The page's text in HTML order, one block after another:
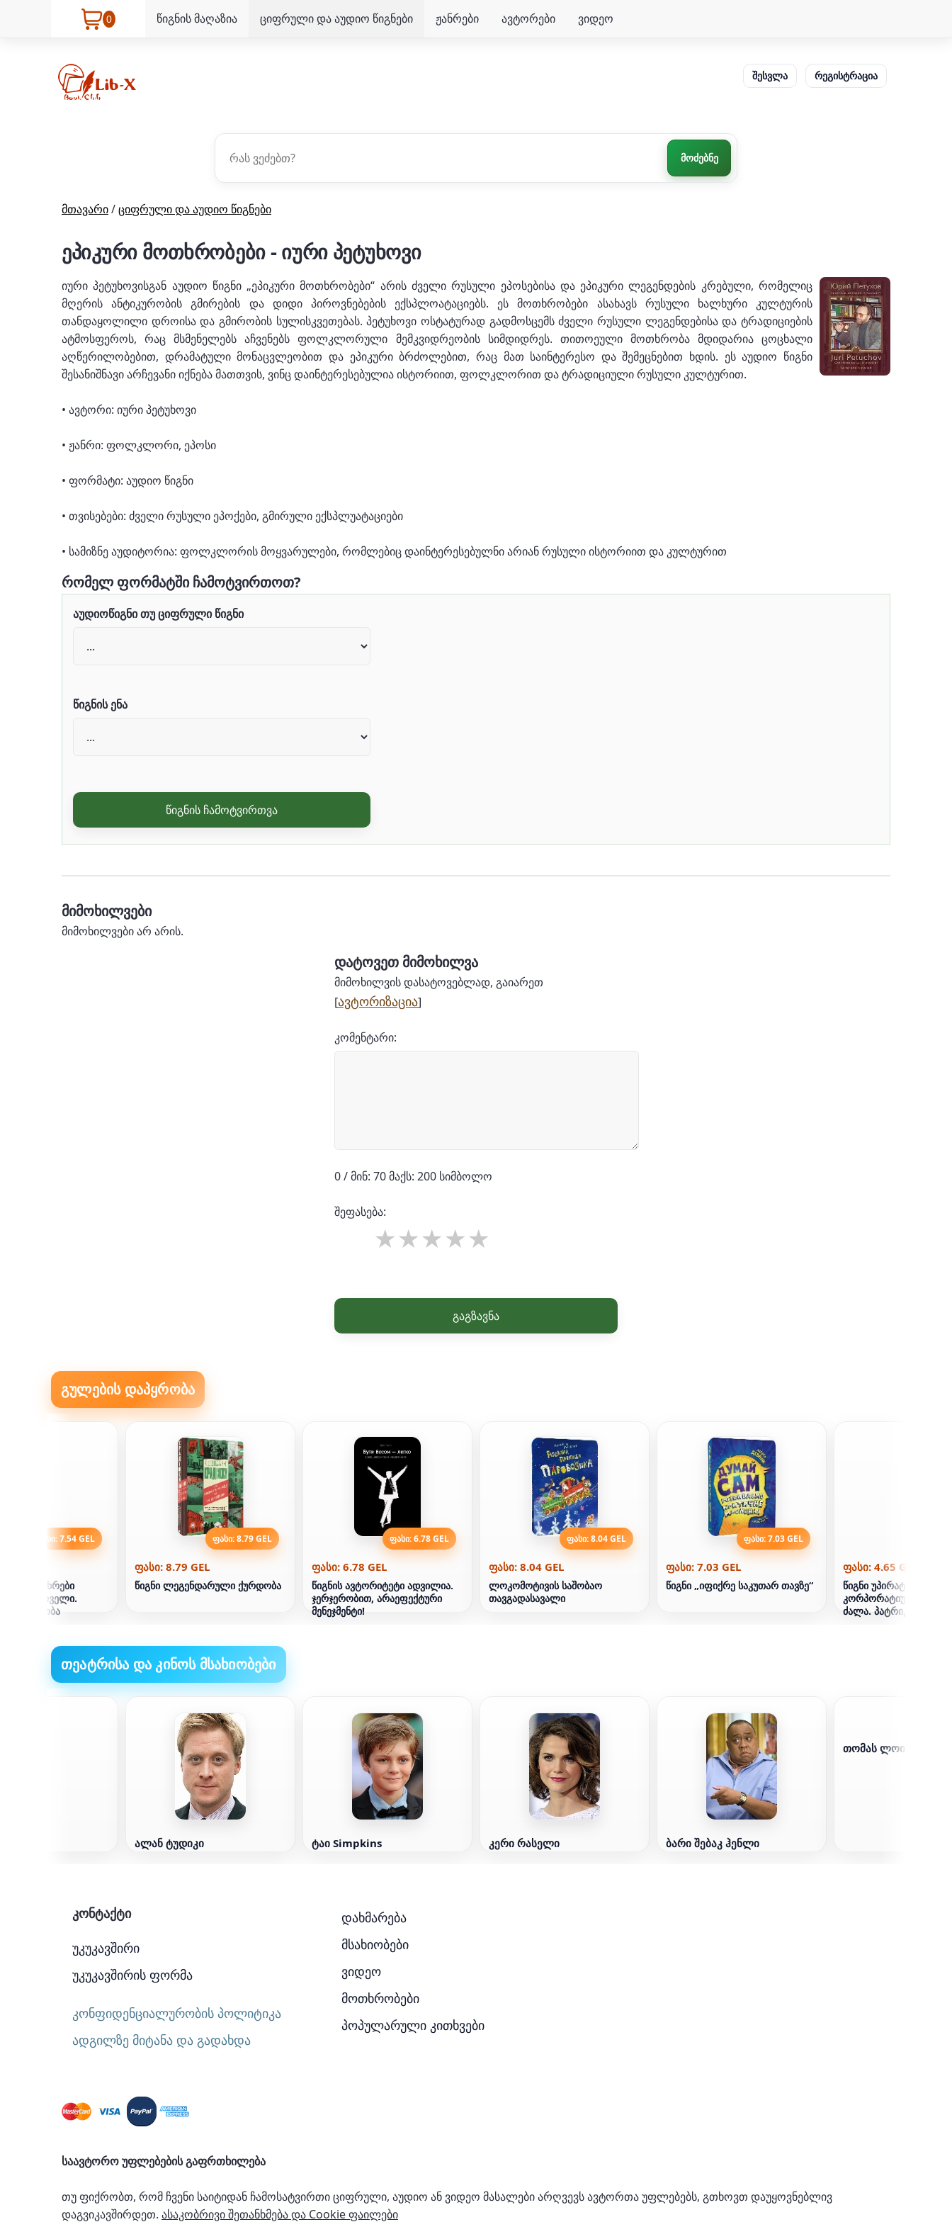
0 წიგნის მაღაზია ციფრული და აუდიო წიგნები ჟანრები ავტორები ვიდეო
შესვლა რეგისტრაცია
მოძებნე
მთავარი/ციფრული და აუდიო წიგნები
ეპიკური მოთხრობები - იური პეტუხოვი
იური პეტუხოვისგან აუდიო წიგნი „ეპიკური მოთხრობები“ არის ძველი რუსული ეპოსებისა და ეპიკური ლეგენდების კრებული, რომელიც
მღერის ანტიკურობის გმირების და დიდი პიროვნებების ექსპლოატაციებს. ეს მოთხრობები ასახავს რუსული ხალხური კულტურის
თანდაყოლილი დროისა და გმირობის სულისკვეთებას. პეტუხოვი ოსტატურად გადმოსცემს ძველი რუსული ლეგენდებისა და ტრადიციების
ატმოსფეროს, რაც მსმენელებს აჩვენებს ფოლკლორული მემკვიდრეობის სიმდიდრეს. თითოეული მოთხრობა მდიდარია ცოცხალი
აღწერილობებით, დრამატული მონაცვლეობით და ეპიკური ბრძოლებით, რაც მათ საინტერესო და შემეცნებით ხდის. ეს აუდიო წიგნი
შესანიშნავი არჩევანი იქნება მათთვის, ვინც დაინტერესებულია ისტორიით, ფოლკლორით და ტრადიციული რუსული კულტურით.
• ავტორი: იური პეტუხოვი
• ჟანრი: ფოლკლორი, ეპოსი
• ფორმატი: აუდიო წიგნი
• თვისებები: ძველი რუსული ეპოქები, გმირული ექსპლუატაციები
• სამიზნე აუდიტორია: ფოლკლორის მოყვარულები, რომლებიც დაინტერესებულნი არიან რუსული ისტორიით და კულტურით
რომელ ფორმატში ჩამოტვირთოთ?
აუდიოწიგნი თუ ციფრული წიგნი
წიგნის ენა
წიგნის ჩამოტვირთვა
მიმოხილვები
მიმოხილვები არ არის.
დატოვეთ მიმოხილვა
მიმოხილვის დასატოვებლად, გაიარეთ
[ავტორიზაცია]
კომენტარი:
0 / მინ: 70 მაქს: 200 სიმბოლო
შეფასება:
გაგზავნა
გულების დაპყრობა
ფასი: 7.54 GEL
წიგნმა მხრები
პირველი.
ფასი: 8.79 GEL
ფასი: 8.79 GEL
წიგნი ლეგენდარული ქურდობა
ფასი: 6.78 GEL
ფასი: 6.78 GEL
წიგნის ავტორიტეტი ადვილია.
ჯერჯერობით, არაეფექტური
მენეჯმენტი!
ფასი: 8.04 GEL
ფასი: 8.04 GEL
ლოკომოტივის საშობაო
თავგადასავალი
ფასი: 7.03 GEL
ფასი: 7.03 GEL
წიგნი „იფიქრე საკუთარ თავზე“
ფასი: 4.65 GEL
წიგნი უპირატესობაა.
კორპორატიული
ძალა. პატრიკ
თეატრისა და კინოს მსახიობები
ალან ტუდიკი ტაი Simpkins კერი რასელი ბარი შებაკ ჰენლი
თომას ლოიბლი
კონტაქტი
უკუკავშირი
უკუკავშირის ფორმა
კონფიდენციალურობის პოლიტიკა
ადგილზე მიტანა და გადახდა
დახმარება
მსახიობები
ვიდეო
მოთხრობები
პოპულარული კითხვები
საავტორო უფლებების გაფრთხილება
თუ ფიქრობთ, რომ ჩვენი საიტიდან ჩამოსატვირთი ციფრული, აუდიო ან ვიდეო მასალები არღვევს ავტორთა უფლებებს, გთხოვთ დაუყოვნებლივ
დაგვიკავშირდეთ. ასაკობრივი შეთანხმება და Cookie ფაილები